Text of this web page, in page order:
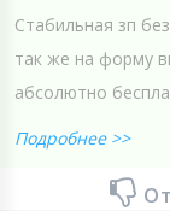
Стабильная зп
так же на форму
абсолютно
Подробнее >>